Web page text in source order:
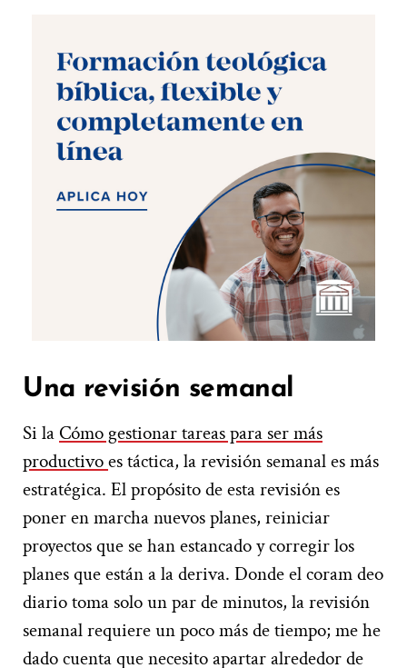
Una revisión semanal
Si la Cómo gestionar tareas para ser más
productivoes táctica, la revisión semanal es más
estratégica. El propósito de esta revisión es
poner en marcha nuevos planes, reiniciar
proyectos que se han estancado y corregir los
planes que están a la deriva. Donde el coram deo
diario toma solo un par de minutos, la revisión
semanal requiere un poco más de tiempo; me he
dado cuenta que necesito apartar alrededor de